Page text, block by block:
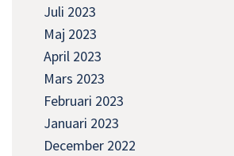
Juli 2023
Maj 2023
April 2023
Mars 2023
Februari 2023
Januari 2023
December 2022